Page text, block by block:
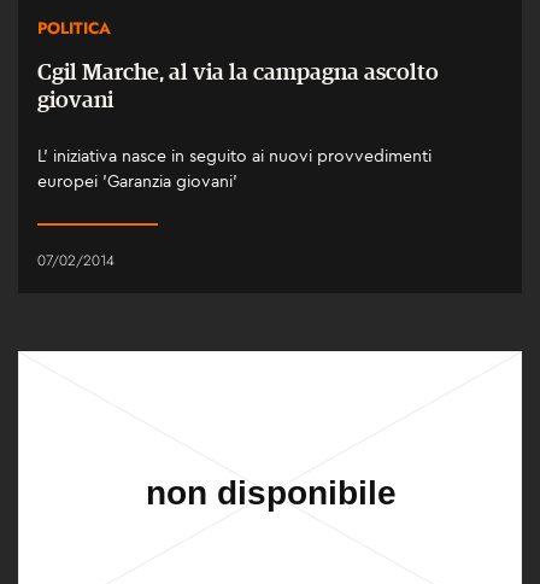
POLITICA
Cgil Marche, al via la campagna ascolto
giovani
L’ iniziativa nasce in seguito ai nuovi provvedimenti
europei 'Garanzia giovani'
07/02/2014